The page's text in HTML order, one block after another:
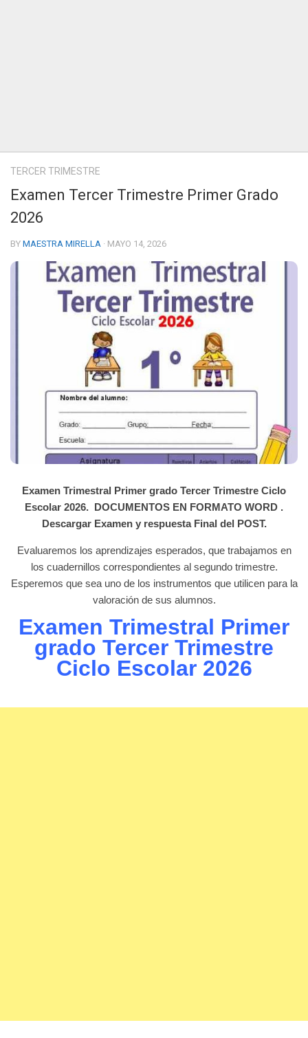
TERCER TRIMESTRE
Examen Tercer Trimestre Primer Grado
2026
BY MAESTRA MIRELLA · MAYO 14, 2026
Examen Trimestral Primer grado Tercer Trimestre Ciclo
Escolar 2026. DOCUMENTOS EN FORMATO WORD .
Descargar Examen y respuesta Final del POST.
Evaluaremos los aprendizajes esperados, que trabajamos en
los cuadernillos correspondientes al segundo trimestre.
Esperemos que sea uno de los instrumentos que utilicen para la
valoración de sus alumnos.
Examen Trimestral Primer
grado Tercer Trimestre
Ciclo Escolar 2026